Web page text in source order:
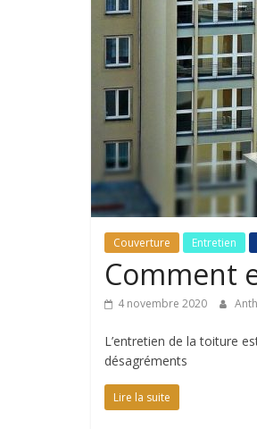
astuces
sur
l'univers
de
toiture
Couverture Entretien
Comment
4 novembre 2020
L’entretien de la toiture
désagréments
Lire la suite